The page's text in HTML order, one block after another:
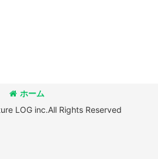
ホーム
LOG inc.All Rights Reserved